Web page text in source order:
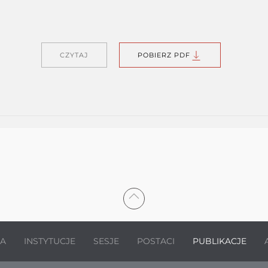
CZYTAJ POBIERZ PDF
INSTYTUCJE SESJE POSTACI PUBLIKACJE